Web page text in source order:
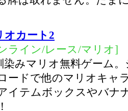
オカート2
ライン/レース/マリオ]
染みマリオ無料ゲーム
ードで他のマリオキャ
イテムボックスやバナ